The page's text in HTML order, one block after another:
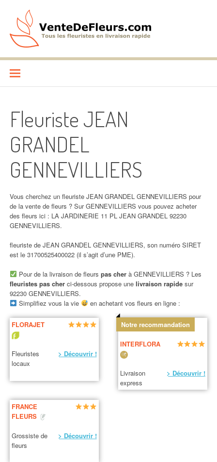
contenu
VenteDeFleurs.com
Fleuriste JEAN
GRANDEL
GENNEVILLIERS
Vous cherchez un fleuriste JEAN GRANDEL GENNEVILLIERS pour
de la vente de fleurs ? Sur GENNEVILLIERS vous pouvez acheter
des fleurs ici : LA JARDINERIE 11 PL JEAN GRANDEL 92230
GENNEVILLIERS.
fleuriste de JEAN GRANDEL GENNEVILLIERS, son numéro SIRET
est le 31700525400022 (il s’agit d’une PME).
Pour de la livraison de fleurs pas cherà GENNEVILLIERS ? Les
fleuristes pas cher ci-dessous propose une livraison rapide sur
92230 GENNEVILLIERS.
Simplifiez vous la vie
en achetant vos fleurs en ligne :
FLORAJET
Fleuristes
locaux
> Découvrir !
Notre recommandation
INTERFLORA
Livraison
express
> Découvrir !
FRANCE
FLEURS
Grossiste de
fleurs
> Découvrir !